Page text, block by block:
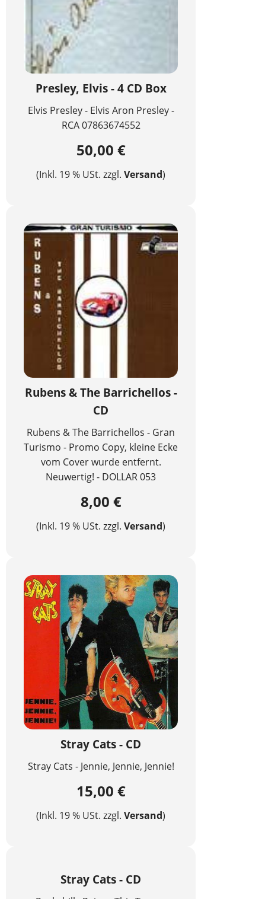
Presley, Elvis - 4 CD Box
Elvis Presley - Elvis Aron Presley -
RCA 07863674552
50,00 €
(Inkl. 19 % USt. zzgl. Versand)
Rubens & The Barrichellos -
CD
Rubens & The Barrichellos - Gran
Turismo - Promo Copy, kleine Ecke
vom Cover wurde entfernt.
Neuwertig! - DOLLAR 053
8,00 €
(Inkl. 19 % USt. zzgl. Versand)
Stray Cats - CD
Stray Cats - Jennie, Jennie, Jennie!
15,00 €
(Inkl. 19 % USt. zzgl. Versand)
Stray Cats - CD